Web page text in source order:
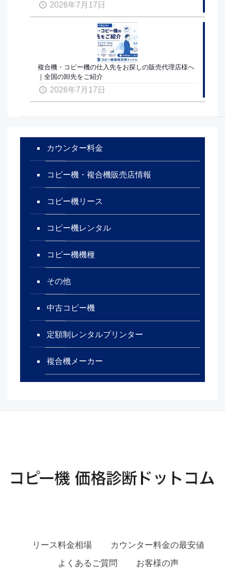
2026年7月17日
複合機・コピー機の仕入先をお探しの販売代理店様へ
｜全国の卸先をご紹介
2026年7月17日
カウンター料金
コピー機・複合機販売店情報
コピー機リース
コピー機レンタル
コピー機機種
その他
中古コピー機
定額制レンタルプリンター
複合機メーカー
リース料金相場
カウンター料金の最安値
よくあるご質問
お客様の声